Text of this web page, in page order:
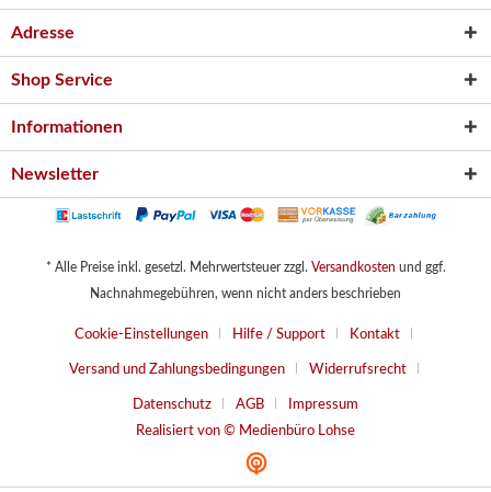
Adresse
Shop Service
Informationen
Newsletter
* Alle Preise inkl. gesetzl. Mehrwertsteuer zzgl. Versandkosten und ggf.
Nachnahmegebühren, wenn nicht anders beschrieben
Cookie-Einstellungen Hilfe / Support Kontakt
Versand und Zahlungsbedingungen Widerrufsrecht
Datenschutz AGB
Impressum
Realisiert von © Medienbüro Lohse